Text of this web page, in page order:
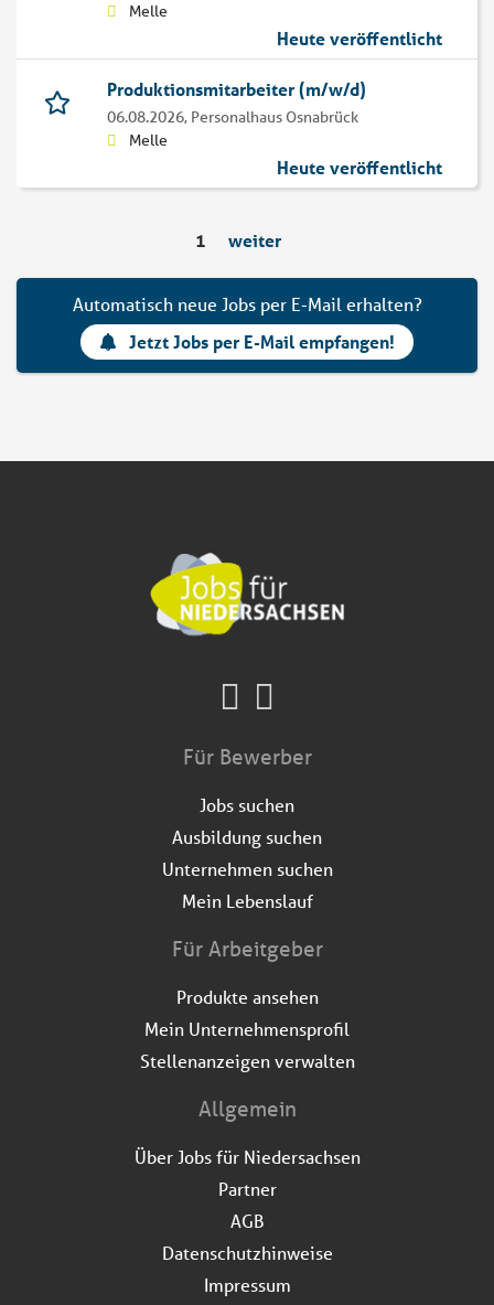
Melle
Heute veröffentlicht
Produktionsmitarbeiter (m/w/d)
06.08.2026, Personalhaus Osnabrück
Melle
Heute veröffentlicht
1 weiter
Automatisch neue Jobs per E-Mail erhalten?
Jetzt Jobs per E-Mail empfangen!
Für Bewerber
Jobs suchen
Ausbildung suchen
Unternehmen suchen
Mein Lebenslauf
Für Arbeitgeber
Produkte ansehen
Mein Unternehmensprofil
Stellenanzeigen verwalten
Allgemein
Über Jobs für Niedersachsen
Partner
AGB
Datenschutzhinweise
Impressum